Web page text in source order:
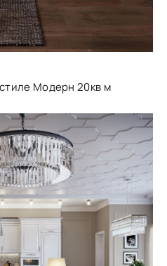
Модерн 20кв м